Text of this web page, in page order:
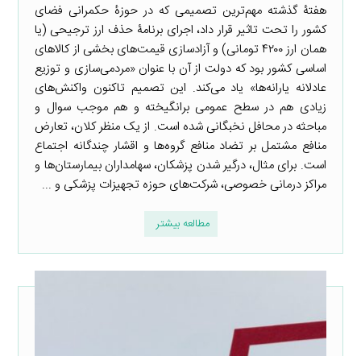
هفتۀ گذشته مهم‌ترین تصمیمی که در حوزۀ حکمرانی فضای
کشور را تحت تاثیر قرار داد، اجرای برنامۀ حذف ارز ترجیحی (یا
همان ارز ۴۲۰۰ تومانی) و آزادسازی قیمت‌های بخشی از کالاهای
اساسی کشور بود که دولت از آن با عنوان «مردمی‌سازی و توزیع
عادلانه یارانه‌ها» یاد می‌کند. این تصمیم تاکنون واکنش‌های
زیادی هم در سطح عمومی برانگیخته و هم موجب سوال و
مباحثه در محافل نخبگانی شده است. از یک منظر کلان، تعارض
منافع مشتمل بر تضاد منافع گروه‌ها و اقشار چندگانه اجتماع
است. برای مثال، درگیر شدن پزشکان، سهامداران بیمارستان‌ها و
مراکز درمانی خصوصی، شرکت‌های حوزه تجهیزات پزشکی و ...
مطالعه بیشتر